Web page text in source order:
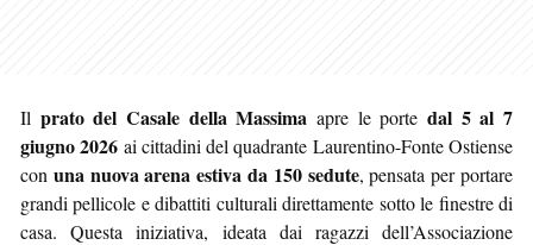
Il prato del Casale della Massima apre le portedal 5 al 7
giugno 2026 ai cittadini del quadrante Laurentino-Fonte Ostiense
con una nuova arena estiva da 150 sedute, pensata per portare
grandi pellicole e dibattiti culturali direttamente sotto le finestre di
casa. Questa iniziativa, ideata dai ragazzi dell’Associazione